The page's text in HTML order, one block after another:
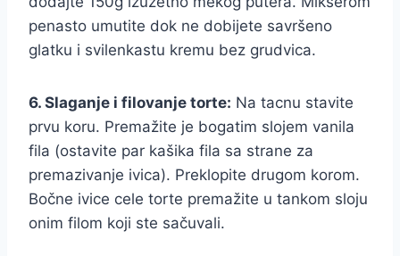
penasto umutite dok ne dobijete savršeno
glatku i svilenkastu kremu bez grudvica.
6. Slaganje i filovanje torte: Na tacnu stavite
prvu koru. Premažite je bogatim slojem vanila
fila (ostavite par kašika fila sa strane za
premazivanje ivica). Preklopite drugom korom.
Bočne ivice cele torte premažite u tankom sloju
onim filom koji ste sačuvali.